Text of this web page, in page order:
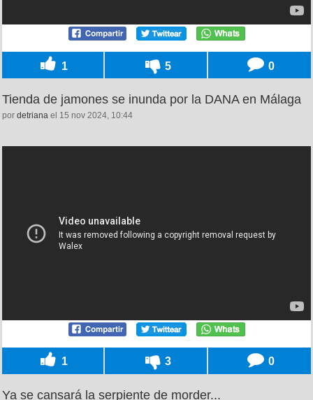
1 5 0
Tienda de jamones se inunda por la DANA en Málaga
por detriana el 15 nov 2024, 10:44
1 3 0
Ya se cansará la serpiente de morder...